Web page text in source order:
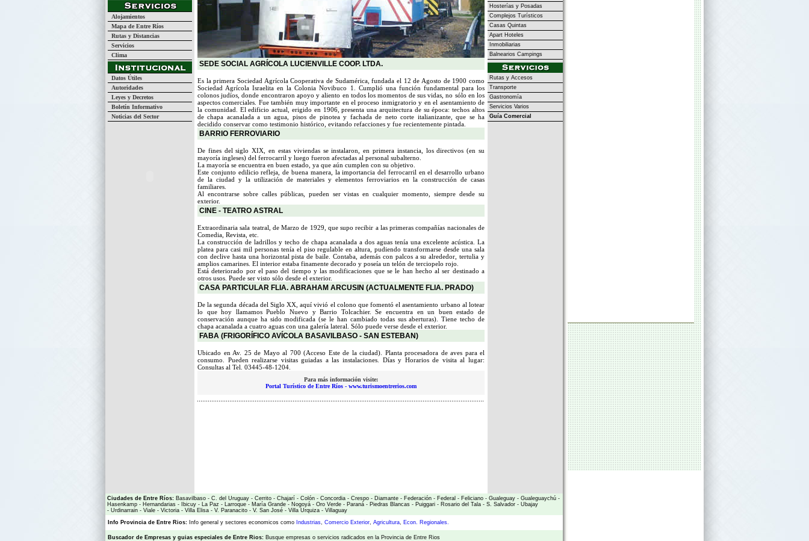
Alojamientos
Mapa de Entre Ríos
Rutas y Distancias
Servicios
Clima
Datos Útiles
Autoridades
Leyes y Decretos
Boletín Informativo
Noticias del Sector
SEDE SOCIAL AGRÍCOLA LUCIENVILLE COOP. LTDA.
Es la primera Sociedad Agrícola Cooperativa de Sudamérica, fundada el 12 de Agosto de 1900 como
Sociedad Agrícola Israelita en la Colonia Novibuco 1. Cumplió una función fundamental para los
colonos judíos, donde encontraron apoyo y aliento en todos los momentos de sus vidas, no sólo en los
aspectos comerciales. Fue también muy importante en el proceso inmigratorio y en el asentamiento de
la comunidad. El edificio actual, erigido en 1906, presenta una arquitectura de su época: techos altos
de chapa acanalada a un agua, pisos de pinotea y fachada de neto corte italianizante, que se ha
decidido conservar como testimonio histórico, evitando refacciones y fue recientemente pintada.
BARRIO FERROVIARIO
De fines del siglo XIX, en estas viviendas se instalaron, en primera instancia, los directivos (en su
mayoría ingleses) del ferrocarril y luego fueron afectadas al personal subalterno.
La mayoría se encuentra en buen estado, ya que aún cumplen con su objetivo.
Este conjunto edilicio refleja, de buena manera, la importancia del ferrocarril en el desarrollo urbano
de la ciudad y la utilización de materiales y elementos ferroviarios en la construcción de casas
familiares.
Al encontrarse sobre calles públicas, pueden ser vistas en cualquier momento, siempre desde su
exterior.
CINE - TEATRO ASTRAL
Extraordinaria sala teatral, de Marzo de 1929, que supo recibir a las primeras compañías nacionales de
Comedia, Revista, etc.
La construcción de ladrillos y techo de chapa acanalada a dos aguas tenía una excelente acústica. La
platea para casi mil personas tenía el piso regulable en altura, pudiendo transformarse desde una sala
con declive hasta una horizontal pista de baile. Contaba, además con palcos a su alrededor, tertulia y
amplios camarines. El interior estaba finamente decorado y poseía un telón de terciopelo rojo.
Está deteriorado por el paso del tiempo y las modificaciones que se le han hecho al ser destinado a
otros usos. Puede ser visto sólo desde el exterior.
CASA PARTICULAR FLIA. ABRAHAM ARCUSIN (ACTUALMENTE FLIA. PRADO)
De la segunda década del Siglo XX, aquí vivió el colono que fomentó el asentamiento urbano al lotear
lo que hoy llamamos Pueblo Nuevo y Barrio Tolcachier. Se encuentra en un buen estado de
conservación aunque ha sido modificada (se le han cambiado todas sus aberturas). Tiene techo de
chapa acanalada a cuatro aguas con una galería lateral. Sólo puede verse desde el exterior.
FABA (FRIGORÍFICO AVÍCOLA BASAVILBASO - SAN ESTEBAN)
Ubicado en Av. 25 de Mayo al 700 (Acceso Este de la ciudad). Planta procesadora de aves para el
consumo. Pueden realizarse visitas guiadas a las instalaciones. Días y Horarios de visita al lugar:
Consultas al Tel. 03445-48-1204.
Para más información visite:
Portal Turístico de Entre Ríos - www.turismoentrerios.com
Hosterías y Posadas
Complejos Turísticos
Casas Quintas
Apart Hoteles
Inmobiliarias
Balnearios Campings
Rutas y Accesos
Transporte
Gastronomía
Servicios Varios
Guía Comercial
Ciudades de Entre Ríos: Basavilbaso - C. del Uruguay - Cerrito - Chajarí - Colón - Concordia - Crespo - Diamante - Federación - Federal - Feliciano - Gualeguay - Gualeguaychú -
Hasenkamp - Hernandarias - Ibicuy - La Paz - Larroque - María Grande - Nogoyá - Oro Verde - Paraná - Piedras Blancas - Puiggari - Rosario del Tala - S. Salvador - Ubajay
- Urdinarrain - Viale - Victoria - Villa Elisa - V. Paranacito - V. San José - Villa Urquiza - Villaguay
Info Provincia de Entre Rios: Info general y sectores economicos como Industrias, Comercio Exterior, Agricultura, Econ. Regionales.
Buscador de Empresas y guias especiales de Entre Rios: Busque empresas o servicios radicados en la Provincia de Entre Rios